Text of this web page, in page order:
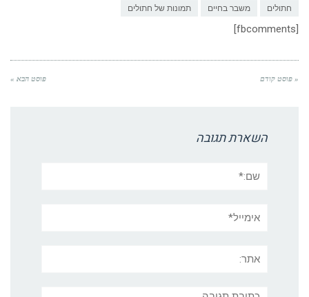
חתולים משבר בחיים תמונות של חתולים
[fbcomments]
« פוסט קודם פוסט הבא »
השארת תגובה
תגובה